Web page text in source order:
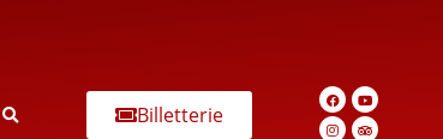
Billetterie